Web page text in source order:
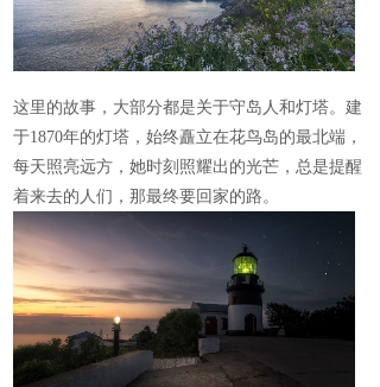
这里的故事，大部分都是关于守岛人和灯塔。建
于1870年的灯塔，始终矗立在花鸟岛的最北端，
每天照亮远方，她时刻照耀出的光芒，总是提醒
着来去的人们，那最终要回家的路。